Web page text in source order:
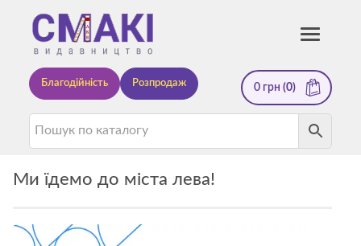
—
видавництво
Toggle
Благодійність Розпродаж 0 грн (0)
Ми їдемо до міста лева!